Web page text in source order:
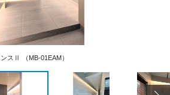
スⅡ （MB-01EAM）